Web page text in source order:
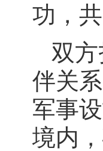
功，
双
伴关
军事
境内